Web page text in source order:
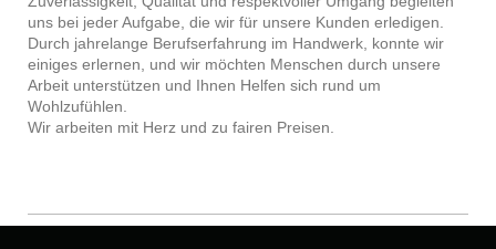
uns bei jeder Aufgabe, die wir für unsere Kunden erledigen.
Durch jahrelange Berufserfahrung im Handwerk, konnte wir
einiges erlernen, und wir möchten Menschen durch unsere
Arbeit unterstützen und Ihnen Helfen sich rund um
Wohlzufühlen.
Wir arbeiten mit Herz und zu fairen Preisen.